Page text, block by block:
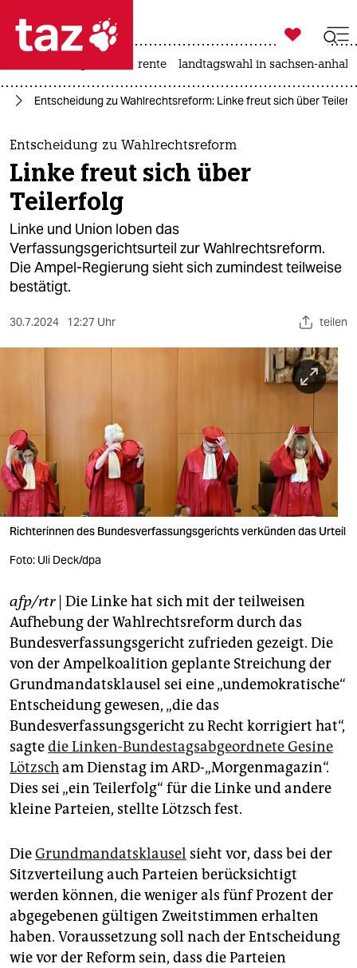
 taz zahl ich
taz zahl ich
themen
politik
öko
gesellschaft
kultur
sport
wahrheit
verlag
verlag
veranstaltungen
shop
fragen & hilfe
unterstützen
abo
genossenschaft
epaper login

taz zahl ich
rente landtagswahl in sachsen-anhalt
Entscheidung zu Wahlrechtsreform: Linke freut sich über
Entscheidung zu Wahlrechtsreform
Linke freut sich über
Teilerfolg
Linke und Union loben das
Verfassungsgerichtsurteil zur Wahlrechtsreform.
Die Ampel-Regierung sieht sich zumindest teilweise
bestätigt.
30.7.2024 12:27 Uhr teilen
Richterinnen des Bundesverfassungsgerichts verkünden das Urteil
Foto: Uli Deck/dpa
afp/rtr| Die Linke hat sich mit der teilweisen
Aufhebung der Wahlrechtsreform durch das
Bundesverfassungsgericht zufrieden gezeigt. Die
von der Ampelkoalition geplante Streichung der
Grundmandatsklausel sei eine „undemokratische“
Entscheidung gewesen, „die das
Bundesverfassungsgericht zu Recht korrigiert hat“,
sagtedie Linken-Bundestagsabgeordnete Gesine
Lötzscham Dienstag im ARD-„Morgenmagazin“.
Dies sei „ein Teilerfolg“ für die Linke und andere
kleine Parteien, stellte Lötzsch fest.
DieGrundmandatsklausel sieht vor, dass bei der
Sitzverteilung auch Parteien berücksichtigt
werden können, die weniger als fünf Prozent der
abgegebenen gültigen Zweitstimmen erhalten
haben. Voraussetzung soll nach der Entscheidung
wie vor der Reform sein, dass die Parteien